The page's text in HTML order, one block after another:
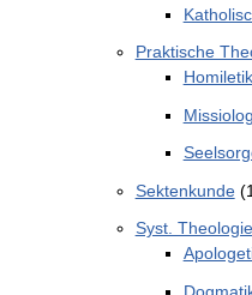
Praktische
Homiletik
Sektenkunde
Syst. Theologie